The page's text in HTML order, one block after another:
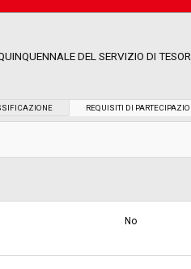
DEL SERVIZIO DI
REQUISITI DI
No